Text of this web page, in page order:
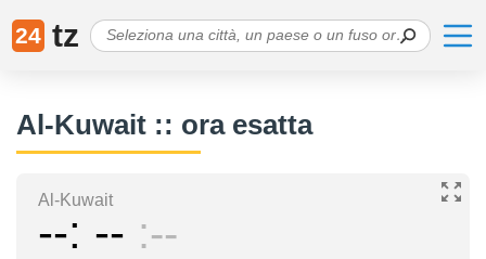
24 tz
Al-Kuwait :: ora esatta
Al-Kuwait
-- -- --